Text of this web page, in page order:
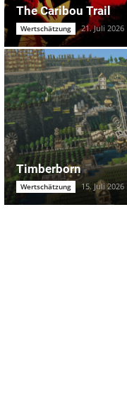
The Caribou Trail
Wertschätzung 21. Juli 2026
Timberborn
Wertschätzung 15. Juli 2026